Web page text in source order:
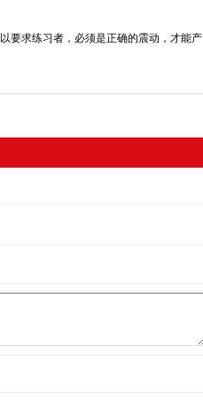
要求练习者，必须是正确的震动，才能产